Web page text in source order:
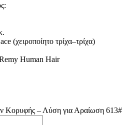
(χειροποίητο τρίχα–τρίχα)
Remy Human Hair
Κορυφής – Λύση για Αραίωση 613#